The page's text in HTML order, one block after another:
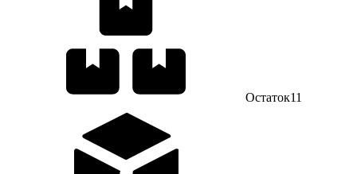
Остаток11